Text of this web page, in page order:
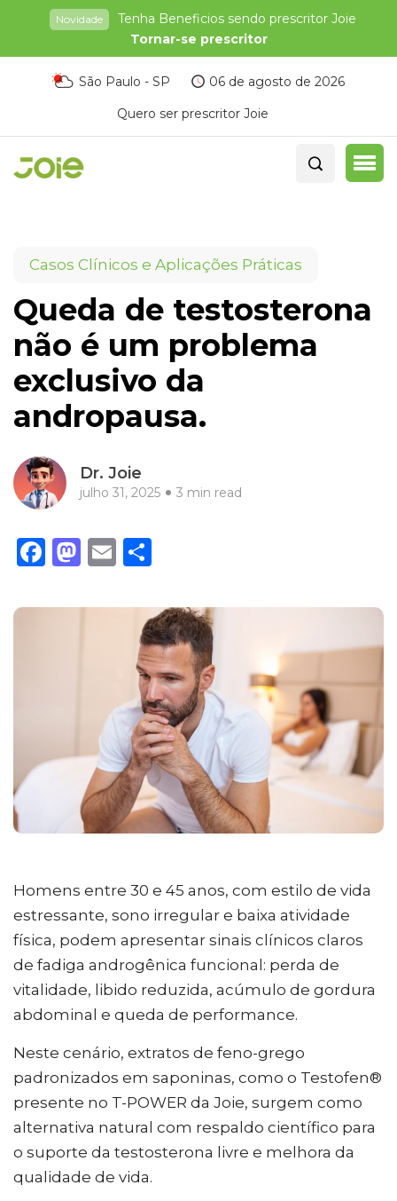
Novidade
Tenha Beneficios sendo prescritor Joie
Tornar-se prescritor
São Paulo - SP
06 de agosto de 2026
Quero ser prescritor Joie
Casos Clínicos e Aplicações Práticas
Queda de testosterona
não é um problema
exclusivo da
andropausa.
Dr. Joie
julho 31, 2025 3 min read
Facebook
Mastodon
Email
Homens entre 30 e 45 anos, com estilo de vida
estressante, sono irregular e baixa atividade
física, podem apresentar sinais clínicos claros
de fadiga androgênica funcional: perda de
vitalidade, libido reduzida, acúmulo de gordura
abdominal e queda de performance.
Neste cenário, extratos de feno-grego
padronizados em saponinas, como o Testofen®
presente no T-POWER da Joie, surgem como
alternativa natural com respaldo científico para
o suporte da testosterona livre e melhora da
qualidade de vida.